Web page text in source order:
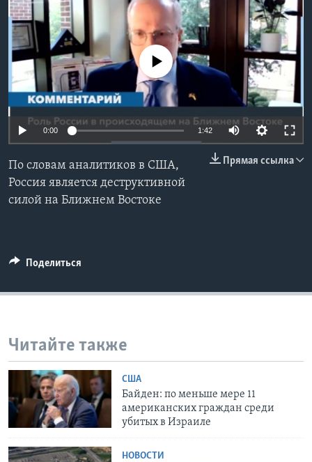
Learning English
СОЦИАЛЬНЫЕ СЕТИ
Языки
No media source currently available
0:00 1:42
Прямая ссылка
По словам аналитиков в США,
Россия является деструктивной
силой на Ближнем Востоке
Поделиться
Читайте также
США
Байден: по меньше мере 11
американских граждан среди
убитых в Израиле
НОВОСТИ